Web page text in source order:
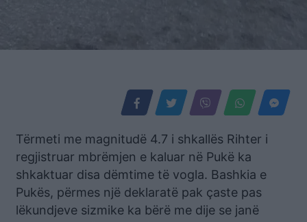
Tërmeti me magnitudë 4.7 i shkallës Rihter i
regjistruar mbrëmjen e kaluar në Pukë ka
shkaktuar disa dëmtime të vogla. Bashkia e
Pukës, përmes një deklaratë pak çaste pas
lëkundjeve sizmike ka bërë me dije se janë